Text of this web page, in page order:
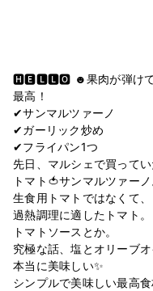
🅷🅴🅻🅻🅾︎ ☻果肉が弾けて
最高！
✔︎サンマルツァーノ
✔︎ガーリック炒め
✔︎フライパン1つ
先日、マルシェで買ってい
トマト🍅サンマルツァーノ
生食用トマトではなくて、
過熱調理に適したトマト。
トマトソースとか。
究極な話、塩とオリーブ
本当に美味しい✨
シンプルで美味しい最高